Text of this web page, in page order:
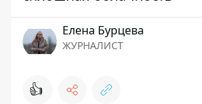
Елена Бурцева
ЖУРНАЛИСТ
👍